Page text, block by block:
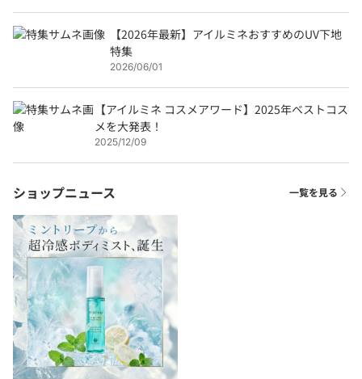
【2026年最新】アイルミネおすすめのUV下地
特集
2026/06/01
【アイルミネ コスメアワード】2025年ベストコス
メを大発表！
2025/12/09
ショップニュース 一覧を見る